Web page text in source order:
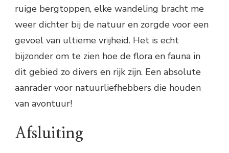
ruige bergtoppen, elke wandeling bracht me
weer dichter bij de natuur en zorgde voor een
gevoel van ultieme vrijheid. Het is echt
bijzonder om te zien hoe de flora en fauna in
dit gebied zo divers en rijk zijn. Een absolute
aanrader voor natuurliefhebbers die houden
van avontuur!
Afsluiting